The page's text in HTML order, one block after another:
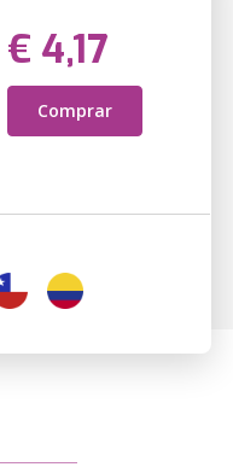
€ 4,17
Comprar